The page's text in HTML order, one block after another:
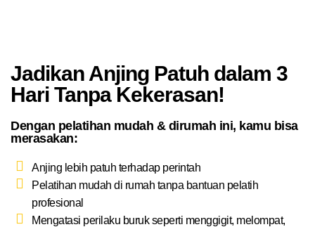
Jadikan Anjing Patuh dalam 3
Hari Tanpa Kekerasan!
Dengan pelatihan mudah & dirumah ini, kamu bisa
merasakan:
Anjing lebih patuh terhadap perintah
Pelatihan mudah di rumah tanpa bantuan pelatih
profesional
Mengatasi perilaku buruk seperti menggigit, melompat,